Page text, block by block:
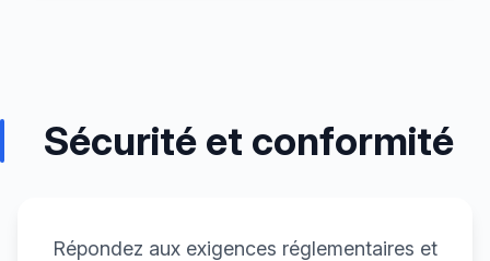
Sécurité et conformité
Répondez aux exigences réglementaires et